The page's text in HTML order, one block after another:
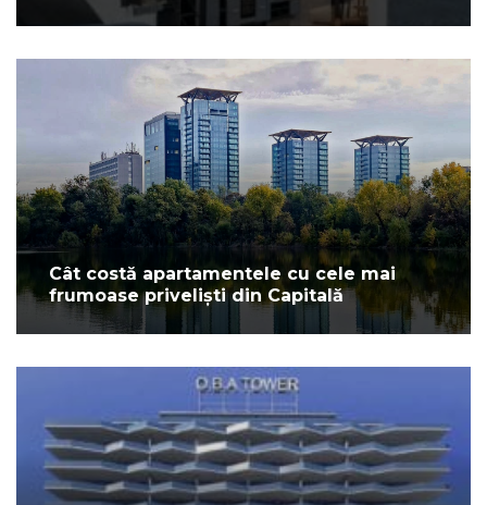
Cât costă apartamentele cu cele mai
frumoase priveliști din Capitală